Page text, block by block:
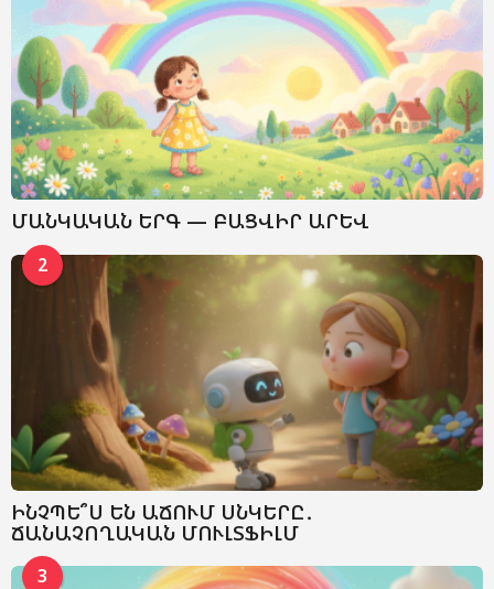
ՄԱՆԿԱԿԱՆ ԵՐԳ — ԲԱՑՎԻՐ ԱՐԵՎ
2
ԻՆՉՊԵ՞Ս ԵՆ ԱՃՈՒՄ ՍՆԿԵՐԸ․
ՃԱՆԱՉՈՂԱԿԱՆ ՄՈՒԼՏՖԻԼՄ
3